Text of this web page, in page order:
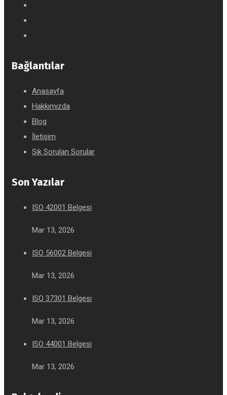
Bağlantılar
Anasayfa
Hakkımızda
Blog
İletişim
Sık Sorulan Sorular
Son Yazılar
ISO 42001 Belgesi
Mar 13, 2026
ISO 56002 Belgesi
Mar 13, 2026
ISO 37301 Belgesi
Mar 13, 2026
ISO 44001 Belgesi
Mar 13, 2026